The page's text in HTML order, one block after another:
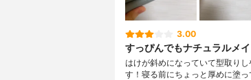
3.00
すっぴんでもナチュラルメ
はけが斜めになっていて型取り
す！寝る前にちょっと厚めに塗